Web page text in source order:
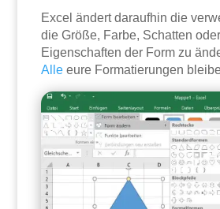
Excel ändert daraufhin die
die Größe, Farbe, Schatten
Eigenschaften der Form zu
Alle eure Formatierungen